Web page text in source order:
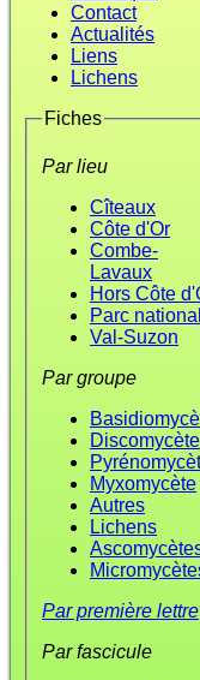
Contact
Actualités
Liens
Lichens
Fiches
Par lieu
Cîteaux
Côte d'Or
Combe-
Lavaux
Hors Côte
Parc national
Val-Suzon
Par groupe
Discomycète
Myxomycète
Autres
Lichens
Par première lettre
Par fascicule